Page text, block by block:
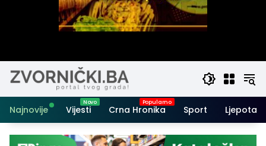
Najnovije Vijesti Crna Hronika Sport Ljepota i